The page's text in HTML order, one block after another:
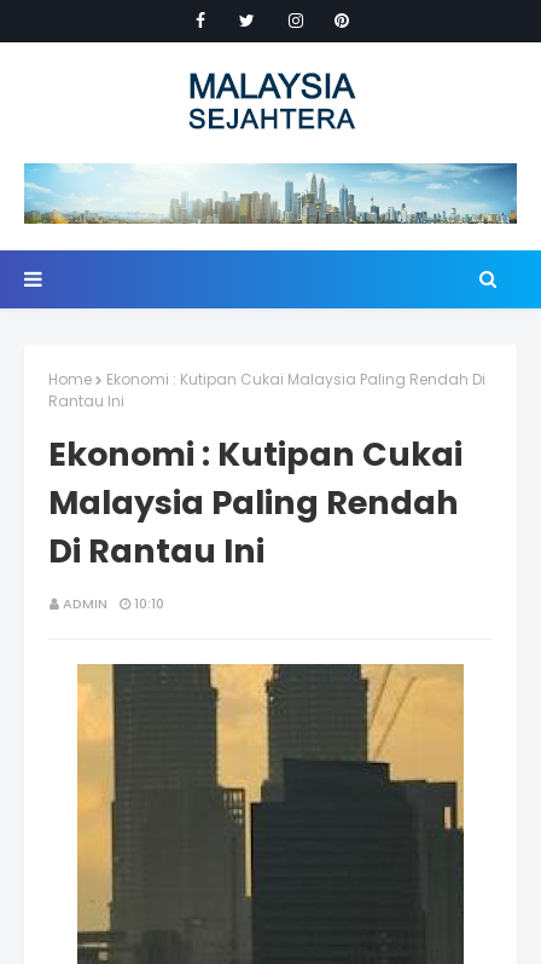
Home
Ekonomi : Kutipan Cukai Malaysia Paling Rendah Di
Rantau Ini
Ekonomi : Kutipan Cukai
Malaysia Paling Rendah
Di Rantau Ini
ADMIN 10:10